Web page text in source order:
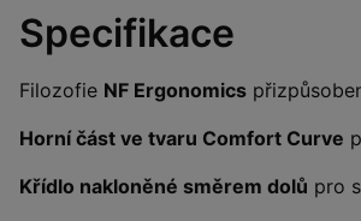
Specifikace
Filozofie NF Ergonomics
Horní část ve tvaru Comfort Curve
Křídlo nakloněné směrem dolů pro